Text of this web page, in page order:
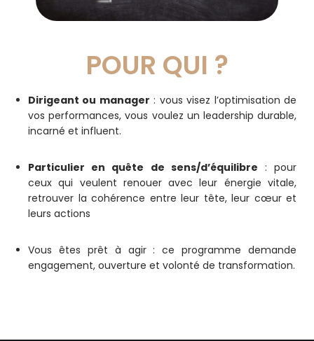
POUR QUI ?
Dirigeant ou manager : vous visez l’optimisation de
vos performances, vous voulez un leadership durable,
incarné et influent.
Particulier en quête de sens/d’équilibre : pour
ceux qui veulent renouer avec leur énergie vitale,
retrouver la cohérence entre leur tête, leur cœur et
leurs actions
Vous êtes prêt à agir : ce programme demande
engagement, ouverture et volonté de transformation.